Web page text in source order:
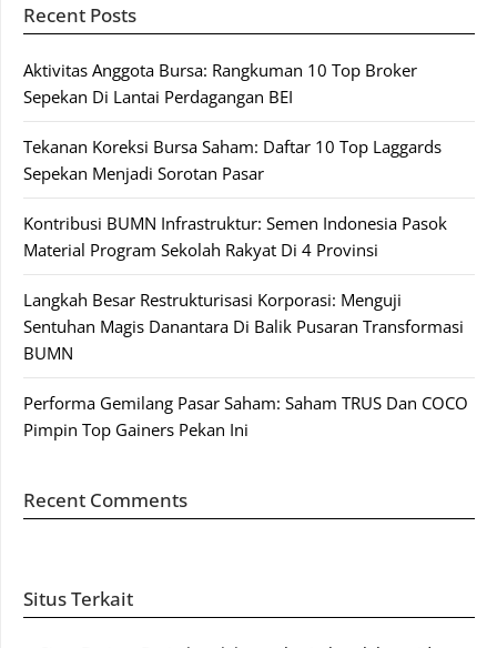
Recent Posts
Aktivitas Anggota Bursa: Rangkuman 10 Top Broker
Sepekan Di Lantai Perdagangan BEI
Tekanan Koreksi Bursa Saham: Daftar 10 Top Laggards
Sepekan Menjadi Sorotan Pasar
Kontribusi BUMN Infrastruktur: Semen Indonesia Pasok
Material Program Sekolah Rakyat Di 4 Provinsi
Langkah Besar Restrukturisasi Korporasi: Menguji
Sentuhan Magis Danantara Di Balik Pusaran Transformasi
BUMN
Performa Gemilang Pasar Saham: Saham TRUS Dan COCO
Pimpin Top Gainers Pekan Ini
Recent Comments
Situs Terkait